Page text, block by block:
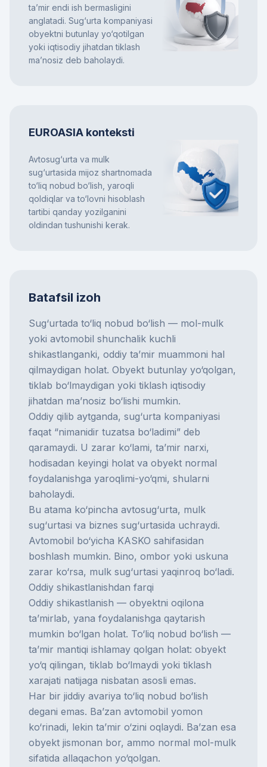
ta’mir endi ish bermasligini
anglatadi. Sug‘urta kompaniyasi
obyektni butunlay yo‘qotilgan
yoki iqtisodiy jihatdan tiklash
ma’nosiz deb baholaydi.
EUROASIA konteksti
Avtosug‘urta va mulk
sug‘urtasida mijoz shartnomada
to‘liq nobud bo‘lish, yaroqli
qoldiqlar va to‘lovni hisoblash
tartibi qanday yozilganini
oldindan tushunishi kerak.
Batafsil izoh
Sug‘urtada to‘liq nobud bo‘lish — mol-mulk
yoki avtomobil shunchalik kuchli
shikastlanganki, oddiy ta’mir muammoni hal
qilmaydigan holat. Obyekt butunlay yo‘qolgan,
tiklab bo‘lmaydigan yoki tiklash iqtisodiy
jihatdan ma’nosiz bo‘lishi mumkin.
Oddiy qilib aytganda, sug‘urta kompaniyasi
faqat “nimanidir tuzatsa bo‘ladimi” deb
qaramaydi. U zarar ko‘lami, ta’mir narxi,
hodisadan keyingi holat va obyekt normal
foydalanishga yaroqlimi-yo‘qmi, shularni
baholaydi.
Bu atama ko‘pincha avtosug‘urta, mulk
sug‘urtasi va biznes sug‘urtasida uchraydi.
Avtomobil bo‘yicha KASKO sahifasidan
boshlash mumkin. Bino, ombor yoki uskuna
zarar ko‘rsa, mulk sug‘urtasi yaqinroq bo‘ladi.
Oddiy shikastlanishdan farqi
Oddiy shikastlanish — obyektni oqilona
ta’mirlab, yana foydalanishga qaytarish
mumkin bo‘lgan holat. To‘liq nobud bo‘lish —
ta’mir mantiqi ishlamay qolgan holat: obyekt
yo‘q qilingan, tiklab bo‘lmaydi yoki tiklash
xarajati natijaga nisbatan asosli emas.
Har bir jiddiy avariya to‘liq nobud bo‘lish
degani emas. Ba’zan avtomobil yomon
ko‘rinadi, lekin ta’mir o‘zini oqlaydi. Ba’zan esa
obyekt jismonan bor, ammo normal mol-mulk
sifatida allaqachon yo‘qolgan.